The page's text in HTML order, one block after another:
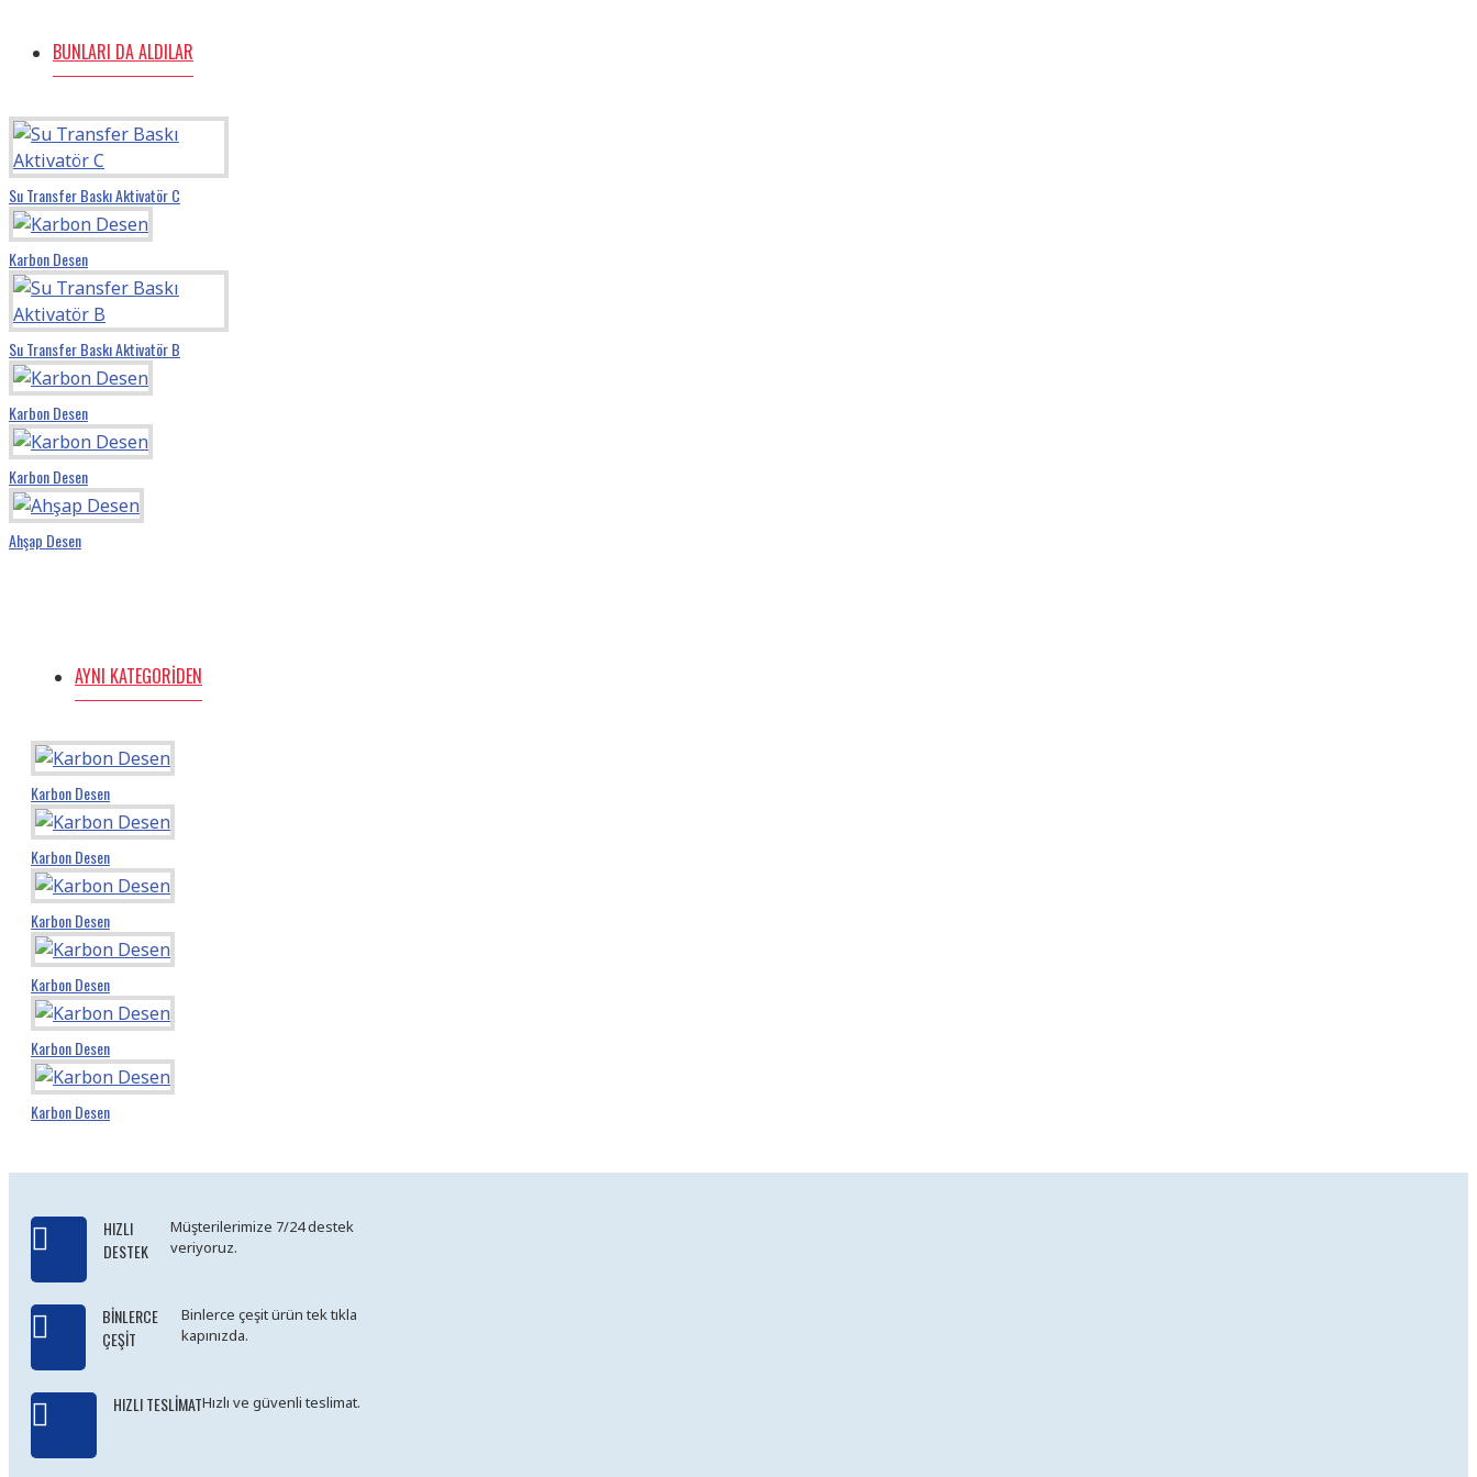
BUNLARI DA ALDILAR
Su Transfer Baskı Aktivatör C
Karbon Desen
Su Transfer Baskı Aktivatör B
Karbon Desen
Karbon Desen
Ahşap Desen
AYNI KATEGORIDEN
Karbon Desen
Karbon Desen
Karbon Desen
Karbon Desen
Karbon Desen
Karbon Desen
HIZLI
DESTEK
Müşterilerimize 7/24 destek
veriyoruz.
BINLERCE
ÇEŞIT
Binlerce çeşit ürün tek tıkla
kapınızda.
HIZLI TESLIMATHızlı ve güvenli teslimat.